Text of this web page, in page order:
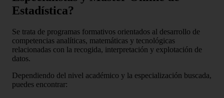
Estadística?
Se trata de programas formativos orientados al desarrollo de
competencias analíticas, matemáticas y tecnológicas
relacionadas con la recogida, interpretación y explotación de
datos.
Dependiendo del nivel académico y la especialización buscada,
puedes encontrar: